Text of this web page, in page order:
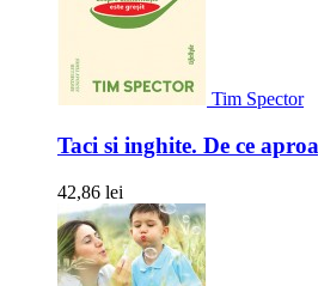
Tim Spector
Taci si inghite. De ce
42,86 lei